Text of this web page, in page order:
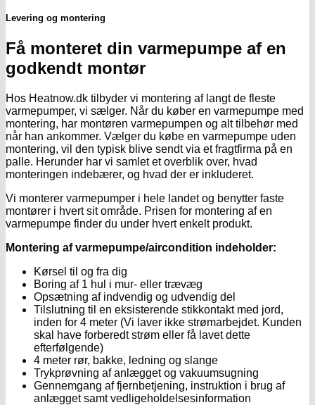
Levering og montering
Få monteret din varmepumpe af en
godkendt montør
Hos Heatnow.dk tilbyder vi montering af langt de fleste
varmepumper, vi sælger. Når du køber en varmepumpe med
montering, har montøren varmepumpen og alt tilbehør med
når han ankommer. Vælger du købe en varmepumpe uden
montering, vil den typisk blive sendt via et fragtfirma på en
palle. Herunder har vi samlet et overblik over, hvad
monteringen indebærer, og hvad der er inkluderet.
Vi monterer varmepumper i hele landet og benytter faste
montører i hvert sit område. Prisen for montering af en
varmepumpe finder du under hvert enkelt produkt.
Montering af varmepumpe/aircondition indeholder:
Kørsel til og fra dig
Boring af 1 hul i mur- eller trævæg
Opsætning af indvendig og udvendig del
Tilslutning til en eksisterende stikkontakt med jord,
inden for 4 meter (Vi laver ikke strømarbejdet. Kunden
skal have forberedt strøm eller få lavet dette
efterfølgende)
4 meter rør, bakke, ledning og slange
Trykprøvning af anlægget og vakuumsugning
Gennemgang af fjernbetjening, instruktion i brug af
anlægget samt vedligeholdelsesinformation